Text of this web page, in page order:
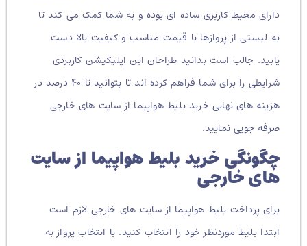
دارای محیط کاربری ساده ای بوده و به شما کمک می کند تا
به لیستی از پروازها با قیمت مناسب و کیفیت بالا دست
یابید. جالب است بدانید طراحان این اپلیکیشن کاربردی
شرایطی را برای شما فراهم کرده اند تا بتوانید تا ۴۰ درصد در
هزینه های نهایی خرید بلیط هواپیما از سایت های خارجی
صرفه جویی نمایید.
چگونگی خرید بلیط هواپیما از سایت
های خارجی
برای پرداخت بلیط هواپیما از سایت های خارجی لازم است
ابتدا بلیط موردنظر خود را انتخاب کنید. با انتخاب پرواز به